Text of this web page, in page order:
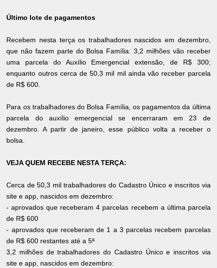
Último lote de pagamentos
Recebem nesta terça os trabalhadores nascidos em dezembro,
que não fazem parte do Bolsa Família: 3,2 milhões vão receber
uma parcela do Auxílio Emergencial extensão, de R$ 300;
enquanto outros cerca de 50,3 mil mil ainda vão receber parcela
de R$ 600.
Para os trabalhadores do Bolsa Família, os pagamentos da última
parcela do auxílio emergencial se encerraram em 23 de
dezembro. A partir de janeiro, esse público volta a receber o
bolsa.
VEJA QUEM RECEBE NESTA TERÇA:
Cerca de 50,3 mil trabalhadores do Cadastro Único e inscritos via
site e app, nascidos em dezembro:
- aprovados que receberam 4 parcelas recebem a última parcela
de R$ 600
- aprovados que receberam de 1 a 3 parcelas recebem parcelas
de R$ 600 restantes até a 5ª
3,2 milhões de trabalhadores do Cadastro Único e inscritos via
site e app, nascidos em dezembro: